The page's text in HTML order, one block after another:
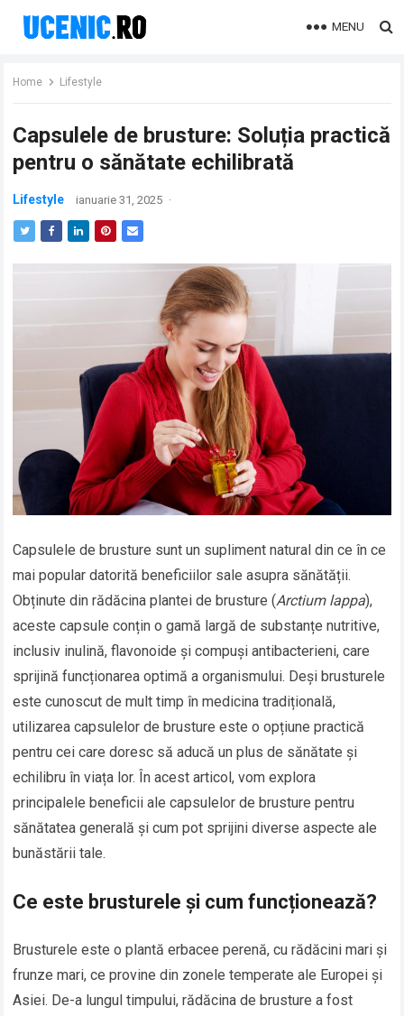
MENU
Home Lifestyle
Capsulele de brusture: Soluția practică
pentru o sănătate echilibrată
Lifestyle ianuarie 31, 2025 ·
Capsulele de brusture sunt un supliment natural din ce în ce
mai popular datorită beneficiilor sale asupra sănătății.
Obținute din rădăcina plantei de brusture (Arctium lappa),
aceste capsule conțin o gamă largă de substanțe nutritive,
inclusiv inulină, flavonoide și compuși antibacterieni, care
sprijină funcționarea optimă a organismului. Deși brusturele
este cunoscut de mult timp în medicina tradițională,
utilizarea capsulelor de brusture este o opțiune practică
pentru cei care doresc să aducă un plus de sănătate și
echilibru în viața lor. În acest articol, vom explora
principalele beneficii ale capsulelor de brusture pentru
sănătatea generală și cum pot sprijini diverse aspecte ale
bunăstării tale.
Ce este brusturele și cum funcționează?
Brusturele este o plantă erbacee perenă, cu rădăcini mari și
frunze mari, ce provine din zonele temperate ale Europei și
Asiei. De-a lungul timpului, rădăcina de brusture a fost